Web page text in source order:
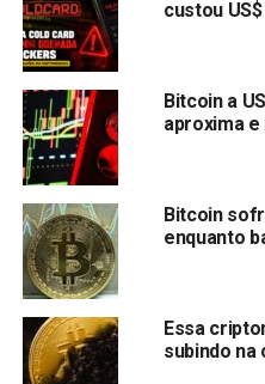
imagem: Divulgação/
Preço Agora:
$178
Solana é uma plataforma de
custou
Bitcoin a
aproxima
Bitcoin
enquanto
Essa
subindo